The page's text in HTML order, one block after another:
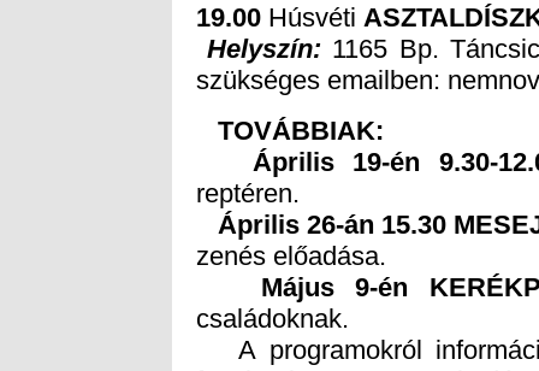
19.00 Húsvéti
Helyszín: 1165 Bp.
szükséges emailben:
TOVÁBBIAK:
Április 19-én 9.30-
reptéren.
Április 26-án 15.30
zenés előadása.
Május 9-én
családoknak.
A programokról